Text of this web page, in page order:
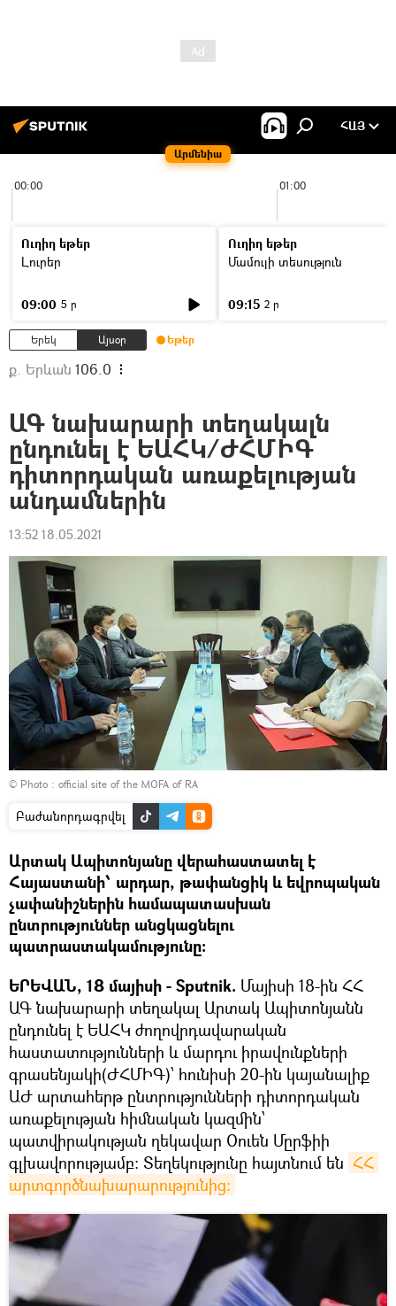
Արմենիա
ՀԱՅ
00:00 01:00
Ուղիղ եթեր
Լուրեր
09:00 5 ր
Ուղիղ եթեր
Մամուլի տեսություն
09:15 2 ր
Երեկ Այսօր Եթեր
ք. Երևան 106.0
ԱԳ նախարարի տեղակալն
ընդունել է ԵԱՀԿ/ԺՀՄԻԳ
դիտորդական առաքելության
անդամներին
13:52 18.05.2021
© Photo : official site of the MOFA of RA
Բաժանորդագրվել
Արտակ Ապիտոնյանը վերահաստատել է
Հայաստանի՝ արդար, թափանցիկ և եվրոպական
չափանիշներին համապատասխան
ընտրություններ անցկացնելու
պատրաստակամությունը։
ԵՐԵՎԱՆ, 18 մայիսի - Sputnik. Մայիսի 18-ին ՀՀ
ԱԳ նախարարի տեղակալ Արտակ Ապիտոնյանն
ընդունել է ԵԱՀԿ ժողովրդավարական
հաստատությունների և մարդու իրավունքների
գրասենյակի(ԺՀՄԻԳ)՝ հունիսի 20-ին կայանալիք
ԱԺ արտահերթ ընտրությունների դիտորդական
առաքելության հիմնական կազմին՝
պատվիրակության ղեկավար Օուեն Մըրֆիի
գլխավորությամբ։ Տեղեկությունը հայտնում են ՀՀ
արտգործնախարարությունից։